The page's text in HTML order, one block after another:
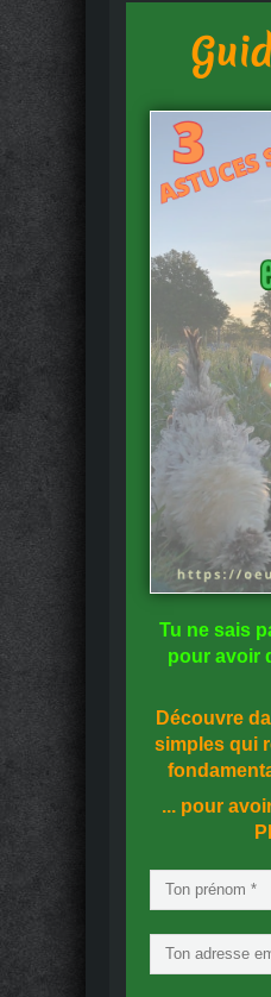
Tu ne sais
pour avoir
Découvre
simples qui
... pour